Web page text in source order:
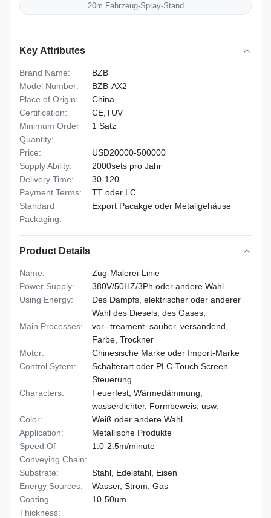
20m Fahrzeug-Spray-Stand
Key Attributes
Brand Name:
BZB
Model Number:
BZB-AX2
Place of Origin:
China
Certification:
CE,TUV
Minimum Order
Quantity:
1 Satz
Price:
USD20000-500000
Supply Ability:
2000sets pro Jahr
Delivery Time:
30-120
Payment Terms:
TT oder LC
Standard
Packaging:
Export Pacakge oder Metallgehäuse
Product Details
Name:
Zug-Malerei-Linie
Power Supply:
380V/50HZ/3Ph oder andere Wahl
Using Energy:
Des Dampfs, elektrischer oder anderer
Wahl des Diesels, des Gases,
Main Processes:
vor--treament, sauber, versandend,
Farbe, Trockner
Motor:
Chinesische Marke oder Import-Marke
Control Sytem:
Schalterart oder PLC-Touch Screen
Steuerung
Characters:
Feuerfest, Wärmedämmung,
wasserdichter, Formbeweis, usw.
Color:
Weiß oder andere Wahl
Application:
Metallische Produkte
Speed Of
Conveying Chain:
1.0-2.5m/minute
Substrate:
Stahl, Edelstahl, Eisen
Energy Sources:
Wasser, Strom, Gas
Coating
Thickness:
10-50um